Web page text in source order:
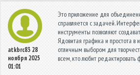
atkbrc83 28
ноября 2025
01:01
Это приложение для
справляется с задачей.
инструменты позволяют
Ядовитая графика и простота в
отличным выбором для
всем, кто любит редактировать